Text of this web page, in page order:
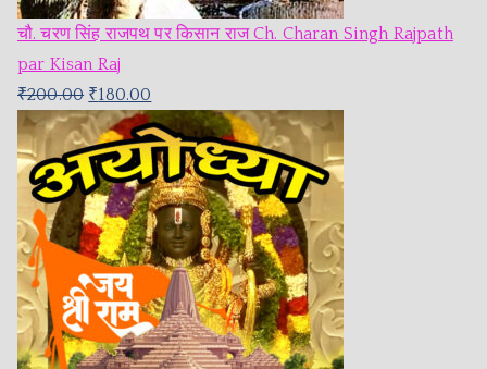
चौ. चरण सिंह राजपथ पर किसान राज Ch. Charan Singh Rajpath
par Kisan Raj
₹200.00 ₹180.00